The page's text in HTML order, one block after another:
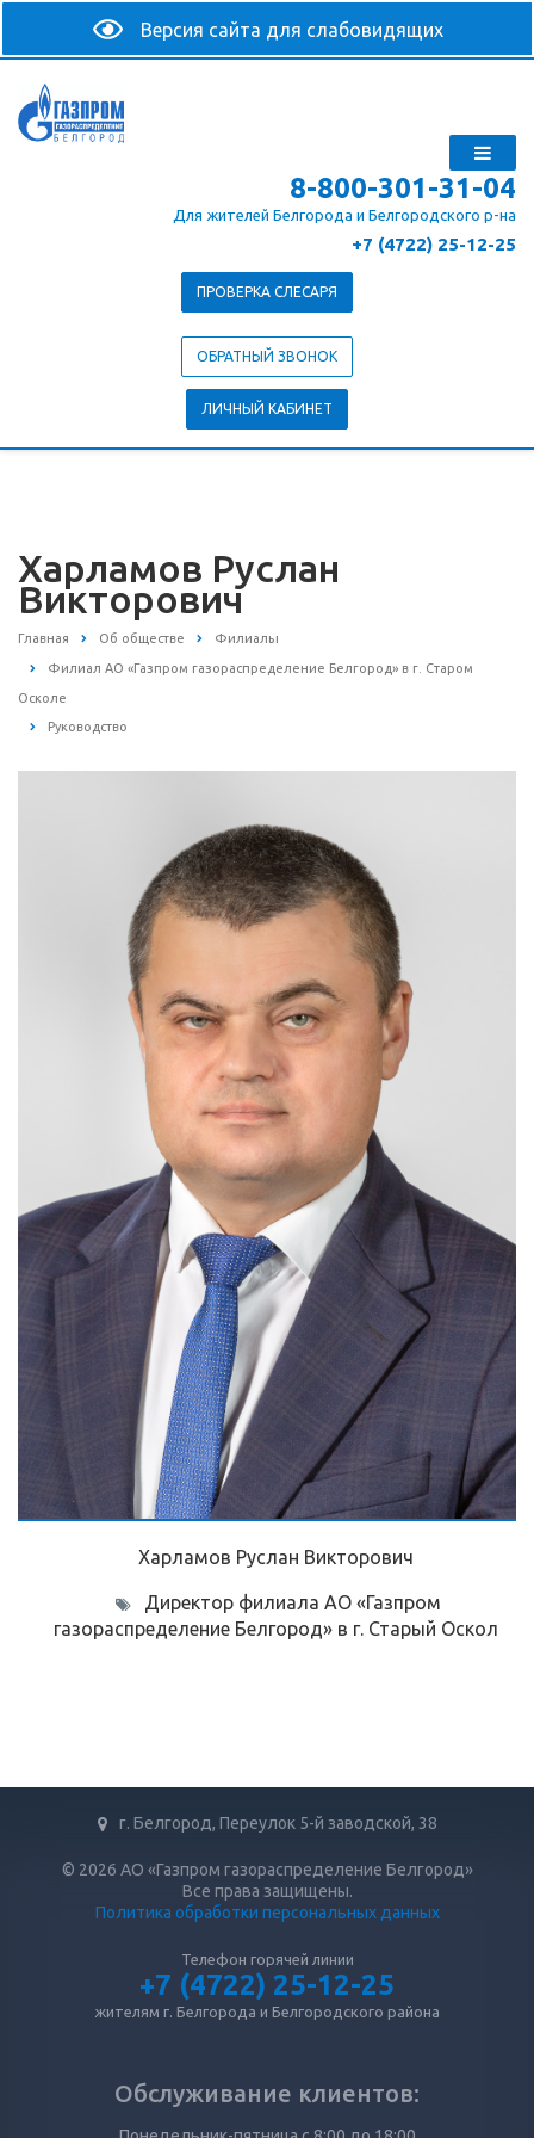
8-800-301-31-04
Для жителей Белгорода и Белгородского р-на
+7 (4722) 25-12-25
ПРОВЕРКА СЛЕСАРЯ
ОБРАТНЫЙ ЗВОНОК
ЛИЧНЫЙ КАБИНЕТ
Харламов Руслан
Викторович
Главная Об обществе Филиалы
Филиал АО «Газпром газораспределение Белгород» в г. Старом
Осколе
Руководство
Харламов Руслан Викторович
Директор филиала АО «Газпром
газораспределение Белгород» в г. Старый Оскол
г. Белгород, Переулок 5-й заводской, 38
© 2026 АО «Газпром газораспределение Белгород»
Все права защищены.
Политика обработки персональных данных
Телефон горячей линии
+7 (4722) 25-12-25
жителям г. Белгорода и Белгородского района
Обслуживание клиентов: